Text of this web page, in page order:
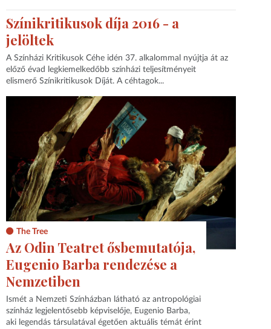
Színikritikusok díja 2016 - a
jelöltek
A Színházi Kritikusok Céhe idén 37. alkalommal nyújtja át az
előző évad legkiemelkedőbb színházi teljesítményeit
elismerő Színikritikusok Díját. A céhtagok...
The Tree
Az Odin Teatret ősbemutatója,
Eugenio Barba rendezése a
Nemzetiben
Ismét a Nemzeti Színházban látható az antropológiai
színház legjelentősebb képviselője, Eugenio Barba,
aki legendás társulatával égetően aktuális témát érint